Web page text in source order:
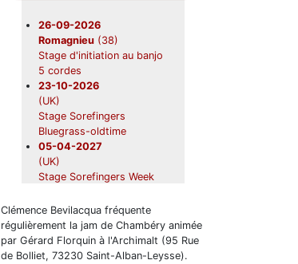
26-09-2026
Romagnieu (38)
Stage d'initiation au banjo
5 cordes
23-10-2026
(UK)
Stage Sorefingers
Bluegrass-oldtime
05-04-2027
(UK)
Stage Sorefingers Week
Clémence Bevilacqua fréquente
régulièrement la jam de Chambéry animée
par Gérard Florquin à l'Archimalt (95 Rue
de Bolliet, 73230 Saint-Alban-Leysse).